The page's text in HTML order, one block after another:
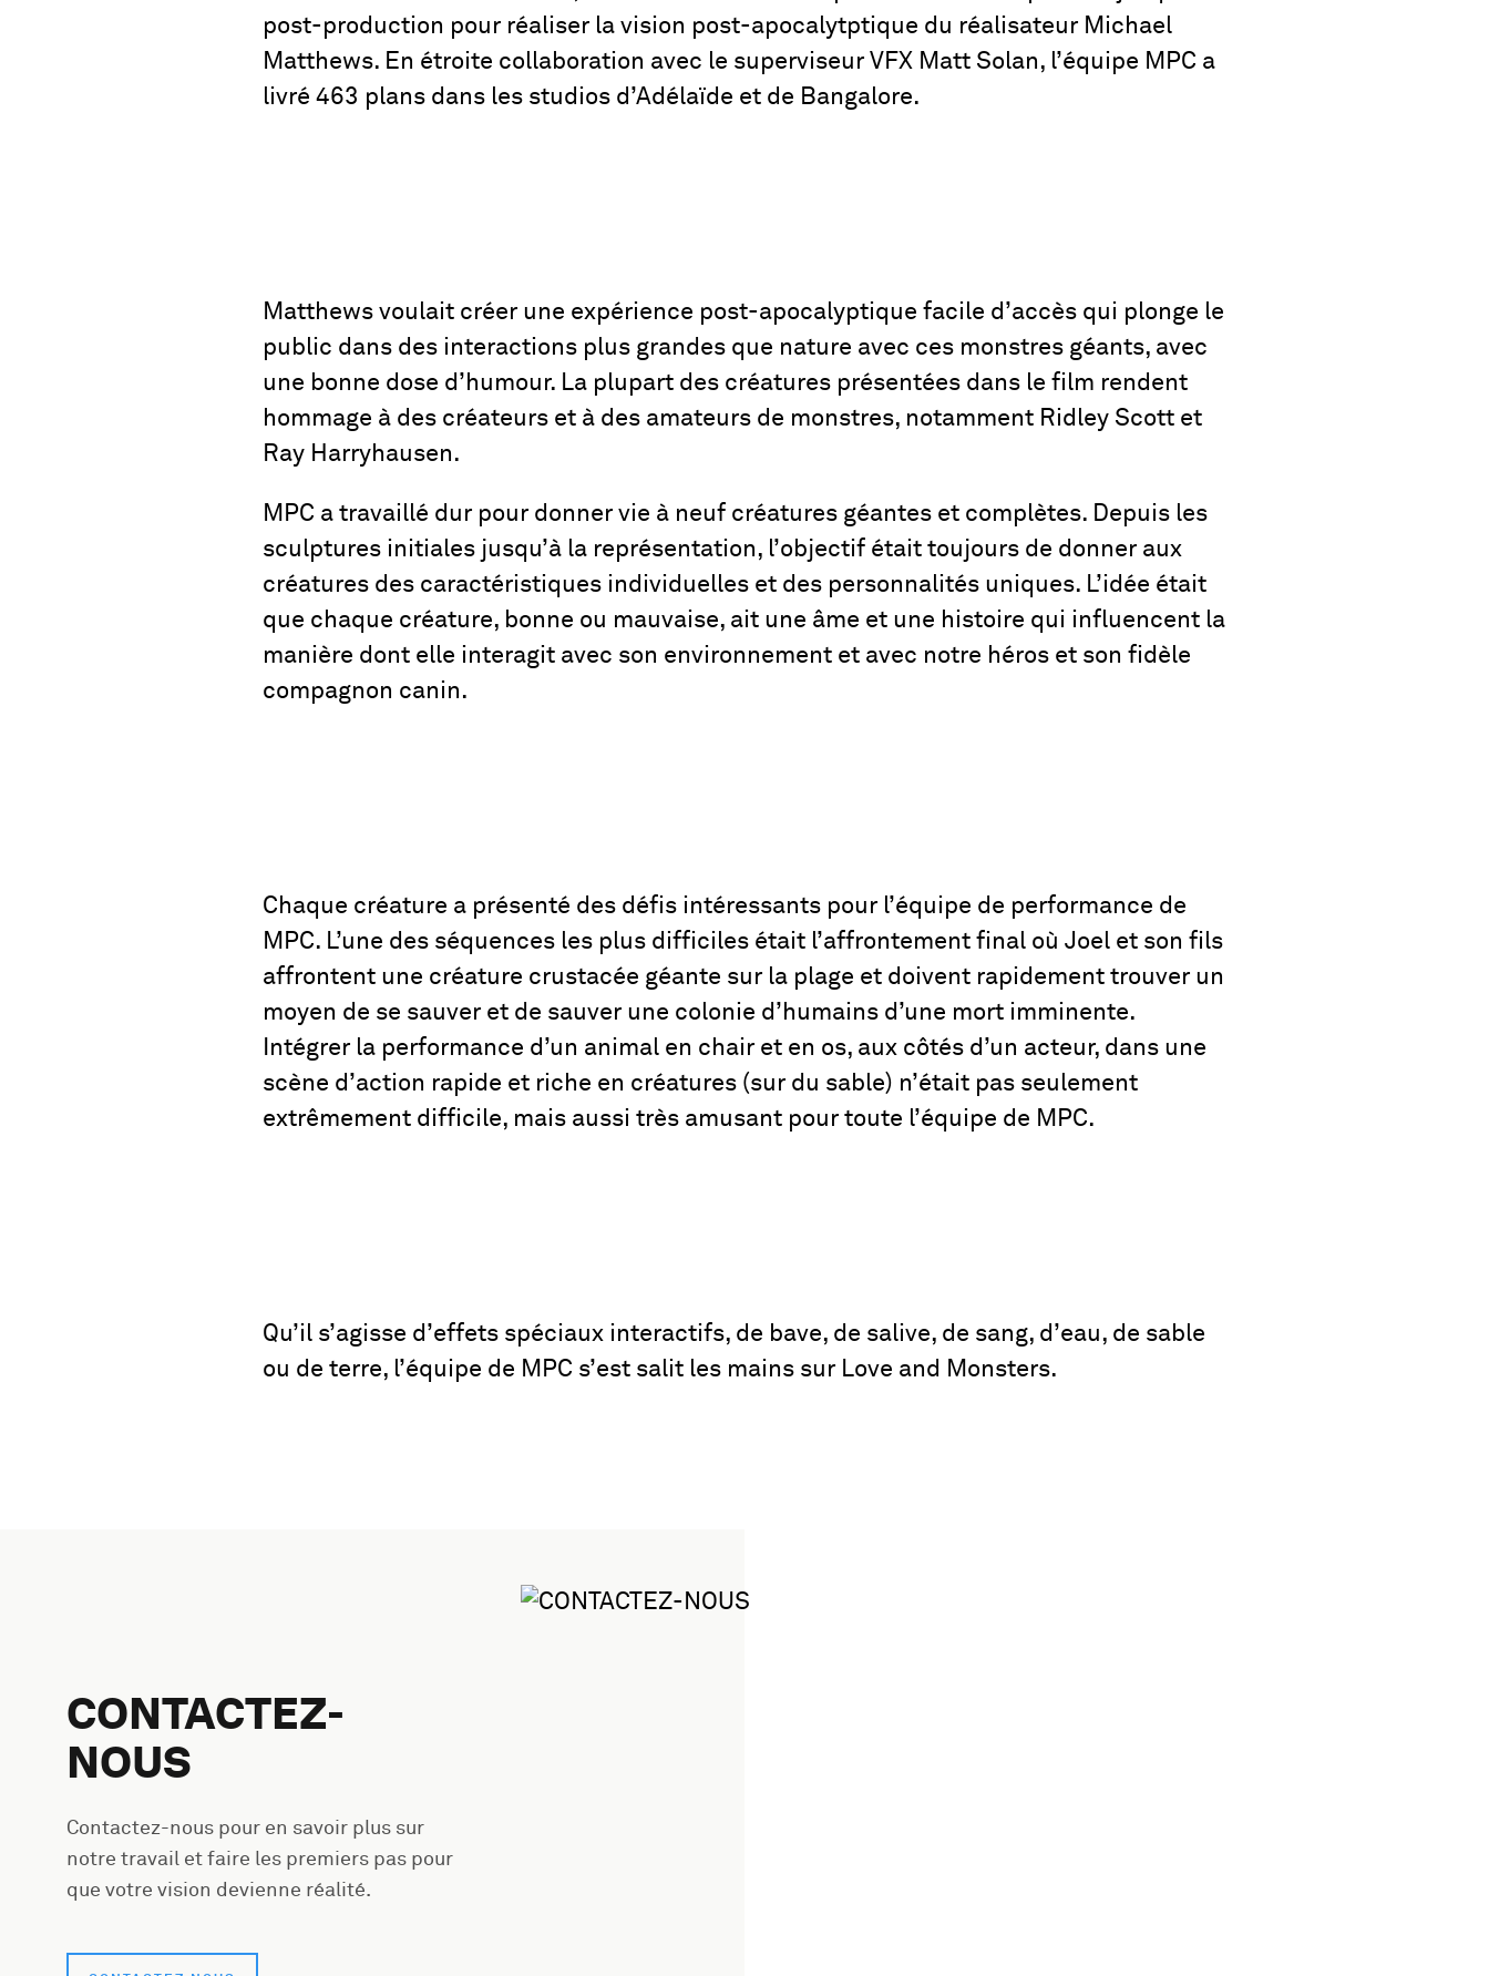
post-production pour réaliser la vision post-apocalytptique du réalisateur Michael
Matthews. En étroite collaboration avec le superviseur VFX Matt Solan, l’équipe MPC a
livré 463 plans dans les studios d’Adélaïde et de Bangalore.
Matthews voulait créer une expérience post-apocalyptique facile d’accès qui plonge le
public dans des interactions plus grandes que nature avec ces monstres géants, avec
une bonne dose d’humour. La plupart des créatures présentées dans le film rendent
hommage à des créateurs et à des amateurs de monstres, notamment Ridley Scott et
Ray Harryhausen.
MPC a travaillé dur pour donner vie à neuf créatures géantes et complètes. Depuis les
sculptures initiales jusqu’à la représentation, l’objectif était toujours de donner aux
créatures des caractéristiques individuelles et des personnalités uniques. L’idée était
que chaque créature, bonne ou mauvaise, ait une âme et une histoire qui influencent la
manière dont elle interagit avec son environnement et avec notre héros et son fidèle
compagnon canin.
Chaque créature a présenté des défis intéressants pour l’équipe de performance de
MPC. L’une des séquences les plus difficiles était l’affrontement final où Joel et son fils
affrontent une créature crustacée géante sur la plage et doivent rapidement trouver un
moyen de se sauver et de sauver une colonie d’humains d’une mort imminente.
Intégrer la performance d’un animal en chair et en os, aux côtés d’un acteur, dans une
scène d’action rapide et riche en créatures (sur du sable) n’était pas seulement
extrêmement difficile, mais aussi très amusant pour toute l’équipe de MPC.
Qu’il s’agisse d’effets spéciaux interactifs, de bave, de salive, de sang, d’eau, de sable
ou de terre, l’équipe de MPC s’est salit les mains sur Love and Monsters.
CONTACTEZ-
NOUS
Contactez-nous pour en savoir plus sur
notre travail et faire les premiers pas pour
que votre vision devienne réalité.